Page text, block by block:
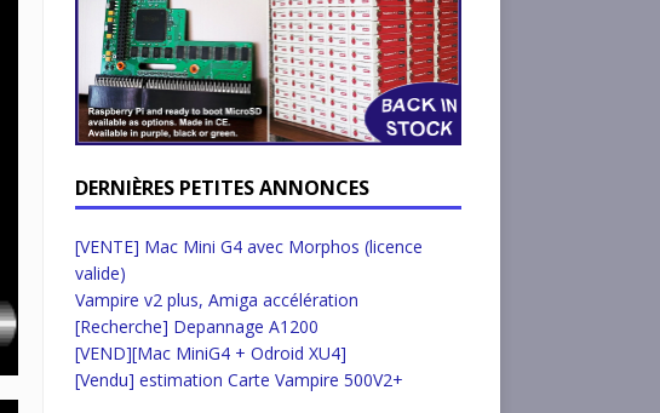
DERNIÈRES PETITES ANNONCES
[VENTE] Mac Mini G4 avec Morphos (licence
valide)
Vampire v2 plus, Amiga accélération
[Recherche] Depannage A1200
[VEND][Mac MiniG4 + Odroid XU4]
[Vendu] estimation Carte Vampire 500V2+